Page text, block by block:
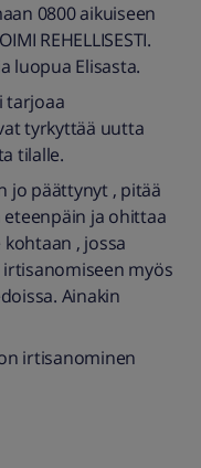
0800 aikuiseen
REHELLISESTI.
luopua Elisasta.
tarjoaa
tyrkyttää uutta
tilalle.
jo päättynyt , pitää
eteenpäin ja ohittaa
, jossa
myös
Ainakin
irtisanominen